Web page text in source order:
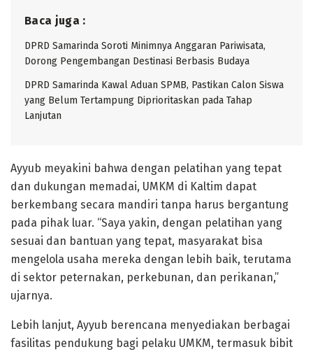
Baca juga :
DPRD Samarinda Soroti Minimnya Anggaran Pariwisata,
Dorong Pengembangan Destinasi Berbasis Budaya
DPRD Samarinda Kawal Aduan SPMB, Pastikan Calon Siswa
yang Belum Tertampung Diprioritaskan pada Tahap
Lanjutan
Ayyub meyakini bahwa dengan pelatihan yang tepat
dan dukungan memadai, UMKM di Kaltim dapat
berkembang secara mandiri tanpa harus bergantung
pada pihak luar. “Saya yakin, dengan pelatihan yang
sesuai dan bantuan yang tepat, masyarakat bisa
mengelola usaha mereka dengan lebih baik, terutama
di sektor peternakan, perkebunan, dan perikanan,”
ujarnya.
Lebih lanjut, Ayyub berencana menyediakan berbagai
fasilitas pendukung bagi pelaku UMKM, termasuk bibit